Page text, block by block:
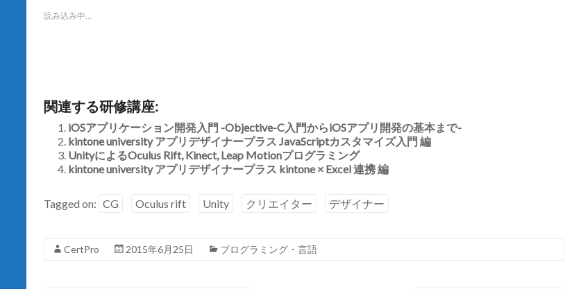
t
し
い
ウ
ィ
ン
ド
ウ
で
開
き
)
共
し
て
く
だ
さ
い
(
新
し
ィ
開
読み込み中…
関連する研修講座:
iOSアプリケーション開発入門 -Objective-C入門からiOSアプリ開発の基本まで-
kintone university アプリデザイナープラス JavaScriptカスタマイズ入門 編
UnityによるOculus Rift, Kinect, Leap Motionプログラミング
kintone university アプリデザイナープラス kintone × Excel 連携 編
Tagged on: CG Oculus rift Unity クリエイター デザイナー
CertPro 2015年6月25日 プログラミング・言語